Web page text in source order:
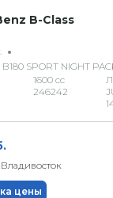
B-Class
SPORT NIGHT
1600 сс
246242
цены